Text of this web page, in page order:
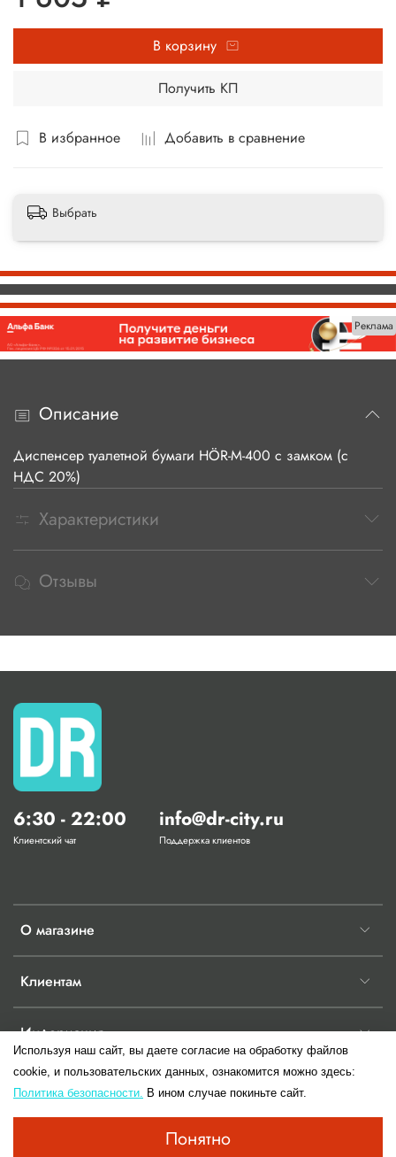
В избранное Добавить в сравнение
В корзину
Получить КП
Выбрать
Реклама
Описание
Диспенсер туалетной бумаги HÖR-М-400 с замком (с
НДС 20%)
Характеристики
Отзывы
О магазине
Клиентам
Информация
6:30 - 22:00
Клиентский чат
info@dr-city.ru
Поддержка клиентов
© 2017-2026 Любое использование контента без письменного разрешения
запрещено.Информация сайта не является публичной офертой до момента
Используя наш сайт, вы даете согласие на обработку файлов
cookie, и пользовательских данных, ознакомится можно здесь:
Политика безопасности. В ином случае покиньте сайт.
Понятно